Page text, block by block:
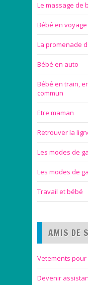
Le massage de
Bébé en voyage
La promenade
Bébé en auto
Bébé en train,
commun
Etre maman
Retrouver la
Les modes de
Les modes de
Travail et bébé
AMIS DE
Vetements
Devenir